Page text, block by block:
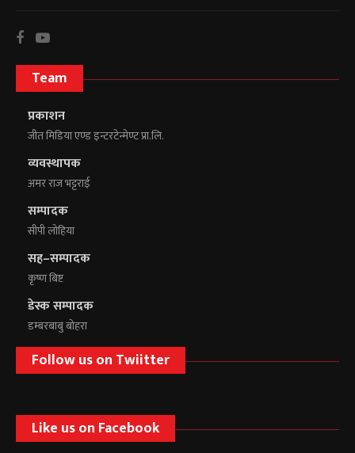
Team
प्रकाशन
जीत मिडिया एण्ड इन्टरटेन्मेण्ट प्रा.लि.
व्यवस्थापक
अमर राज भट्टराई
सम्पादक
सीपी लोहिया
सह–सम्पादक
कृष्ण बिष्ट
डेस्क सम्पादक
डम्बरबाबु बोहरा
Follow us on Twiitter
Like us on Facebook